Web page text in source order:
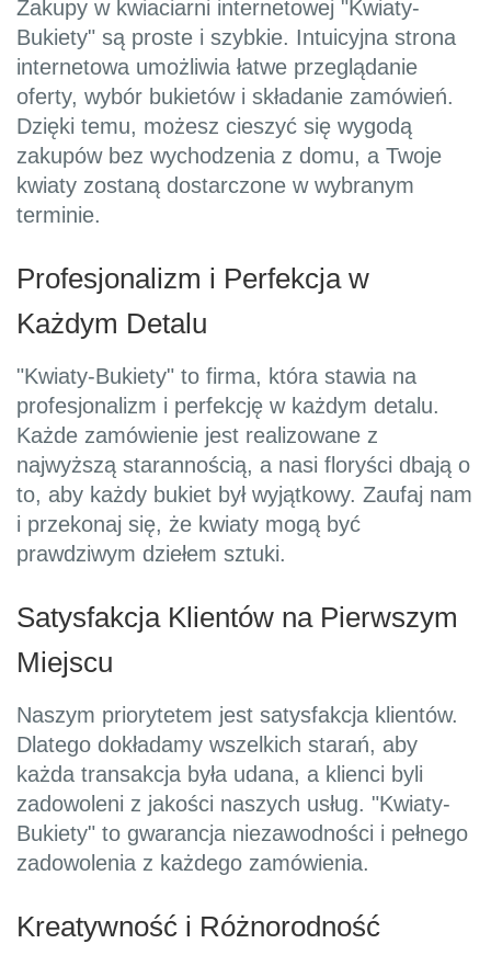
Zakupy w kwiaciarni internetowej "Kwiaty-
Bukiety" są proste i szybkie. Intuicyjna strona
internetowa umożliwia łatwe przeglądanie
oferty, wybór bukietów i składanie zamówień.
Dzięki temu, możesz cieszyć się wygodą
zakupów bez wychodzenia z domu, a Twoje
kwiaty zostaną dostarczone w wybranym
terminie.
Profesjonalizm i Perfekcja w
Każdym Detalu
"Kwiaty-Bukiety" to firma, która stawia na
profesjonalizm i perfekcję w każdym detalu.
Każde zamówienie jest realizowane z
najwyższą starannością, a nasi floryści dbają o
to, aby każdy bukiet był wyjątkowy. Zaufaj nam
i przekonaj się, że kwiaty mogą być
prawdziwym dziełem sztuki.
Satysfakcja Klientów na Pierwszym
Miejscu
Naszym priorytetem jest satysfakcja klientów.
Dlatego dokładamy wszelkich starań, aby
każda transakcja była udana, a klienci byli
zadowoleni z jakości naszych usług. "Kwiaty-
Bukiety" to gwarancja niezawodności i pełnego
zadowolenia z każdego zamówienia.
Kreatywność i Różnorodność